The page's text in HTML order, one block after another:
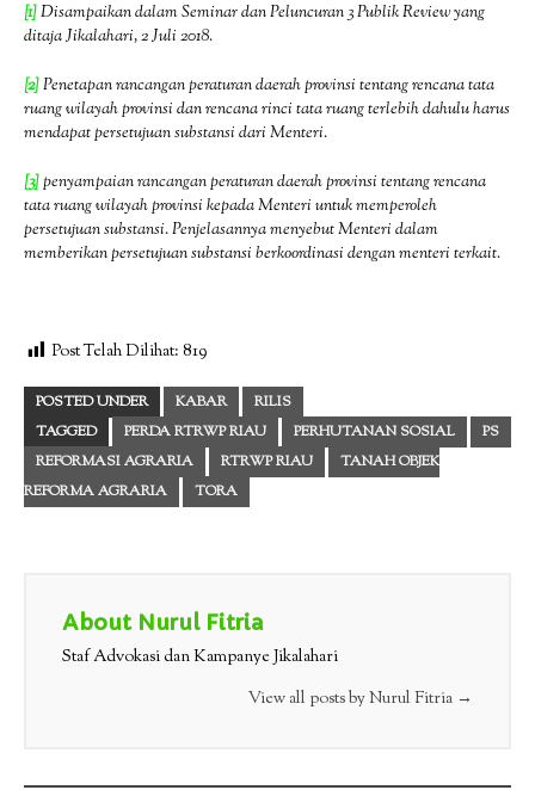
[1]Disampaikan dalam Seminar dan Peluncuran 3 Publik Review yang
ditaja Jikalahari, 2 Juli 2018.
[2]Penetapan rancangan peraturan daerah provinsi tentang rencana tata
ruang wilayah provinsi dan rencana rinci tata ruang terlebih dahulu harus
mendapat persetujuan substansi dari Menteri.
[3]penyampaian rancangan peraturan daerah provinsi tentang rencana
tata ruang wilayah provinsi kepada Menteri untuk memperoleh
persetujuan substansi. Penjelasannya menyebut Menteri dalam
memberikan persetujuan substansi berkoordinasi dengan menteri terkait.
Post Telah Dilihat: 819
POSTED UNDER KABAR
RILIS
TAGGED
PERDA RTRWP RIAU PERHUTANAN SOSIAL
PS
REFORMASI AGRARIA
RTRWP RIAU
TANAH OBJEK
REFORMA AGRARIA
TORA
About Nurul Fitria
Staf Advokasi dan Kampanye Jikalahari
View all posts by Nurul Fitria →